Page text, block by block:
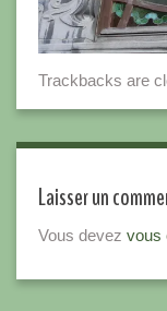
Trackbacks are
Laisser un
Vous devez vous